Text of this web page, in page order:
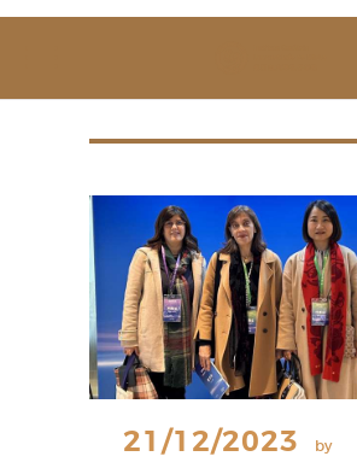
ESTUDAR
NOTÍCIAS
GALERIA
CONTACTOS
21/12/2023 by